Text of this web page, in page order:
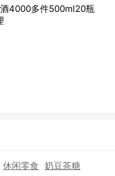
4000多件500ml20瓶
休闲零食 奶豆茶糖